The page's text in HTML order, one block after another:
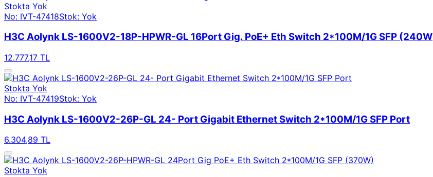
Stokta Yok
No: IVT-47418Stok: Yok
H3C Aolynk LS-1600V2-18P-HPWR-GL 16Port Gig. PoE+ Eth Switch 2*100M/1G SFP (240W
12.777,17 TL
Stokta Yok
No: IVT-47419Stok: Yok
H3C Aolynk LS-1600V2-26P-GL 24- Port Gigabit Ethernet Switch 2*100M/1G SFP Port
6.304,89 TL
Stokta Yok